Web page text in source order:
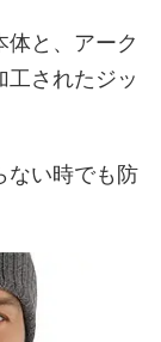
体と、アーク
工されたジッ
ない時でも防